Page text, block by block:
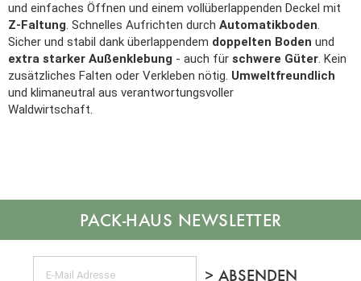
und einfaches Öffnen und einem vollüberlappenden Deckel mit
Z-Faltung. Schnelles Aufrichten durch Automatikboden.
Sicher und stabil dank überlappendem doppelten Boden und
extra starker Außenklebung - auch für schwere Güter. Kein
zusätzliches Falten oder Verkleben nötig. Umweltfreundlich
und klimaneutral aus verantwortungsvoller
Waldwirtschaft.
NEWSLETTER